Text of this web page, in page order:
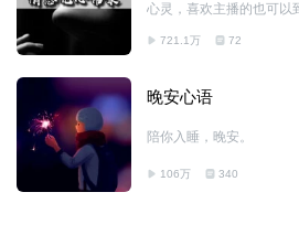
心灵，喜欢主播的也可以
721.1万 72
晚安心语
陪你入睡，晚安。
106万 340